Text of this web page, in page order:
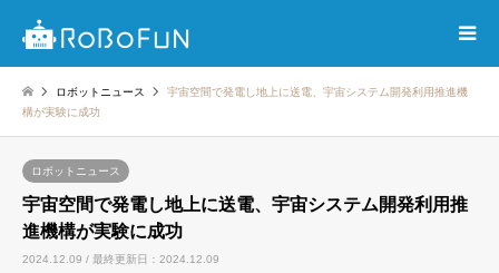
ロボットニュース
宇宙空間で発電し地上に送電、宇宙システム開発利用推進機
構が実験に成功
ロボットニュース
宇宙空間で発電し地上に送電、宇宙システム開発利用推
進機構が実験に成功
2024.12.09 / 最終更新日：2024.12.09